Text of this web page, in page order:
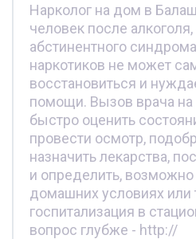
Нарколог на дом в
человек после
абстинентного
наркотиков не может
восстановиться и
помощи. Вызов врача
быстро оценить
провести осмотр,
назначить лекарства,
и определить,
домашних условиях или
госпитализация в
вопрос глубже - http://